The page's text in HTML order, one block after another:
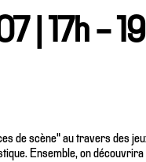
| 17h -
de scène" au travers des
Ensemble, on